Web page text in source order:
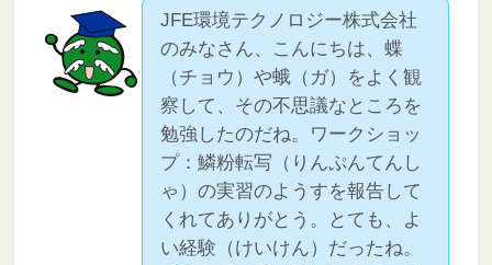
JFE環境テクノロジー株式会社
のみなさん、こんにちは、蝶
（チョウ）や蛾（ガ）をよく観
察して、その不思議なところを
勉強したのだね。ワークショッ
プ：鱗粉転写（りんぷんてんし
ゃ）の実習のようすを報告して
くれてありがとう。とても、よ
い経験（けいけん）だったね。